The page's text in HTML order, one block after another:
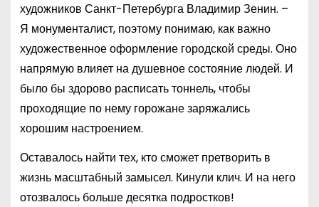
художников Санкт-Петербурга Владимир Зенин. –
Я монументалист, поэтому понимаю, как важно
художественное оформление городской среды. Оно
напрямую влияет на душевное состояние людей. И
было бы здорово расписать тоннель, чтобы
проходящие по нему горожане заряжались
хорошим настроением.
Оставалось найти тех, кто сможет претворить в
жизнь масштабный замысел. Кинули клич. И на него
отозвалось больше десятка подростков!